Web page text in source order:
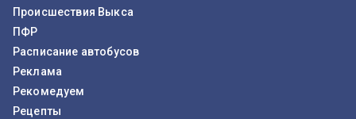
Происшествия Выкса
ПФР
Расписание автобусов
Реклама
Рекомедуем
Рецепты